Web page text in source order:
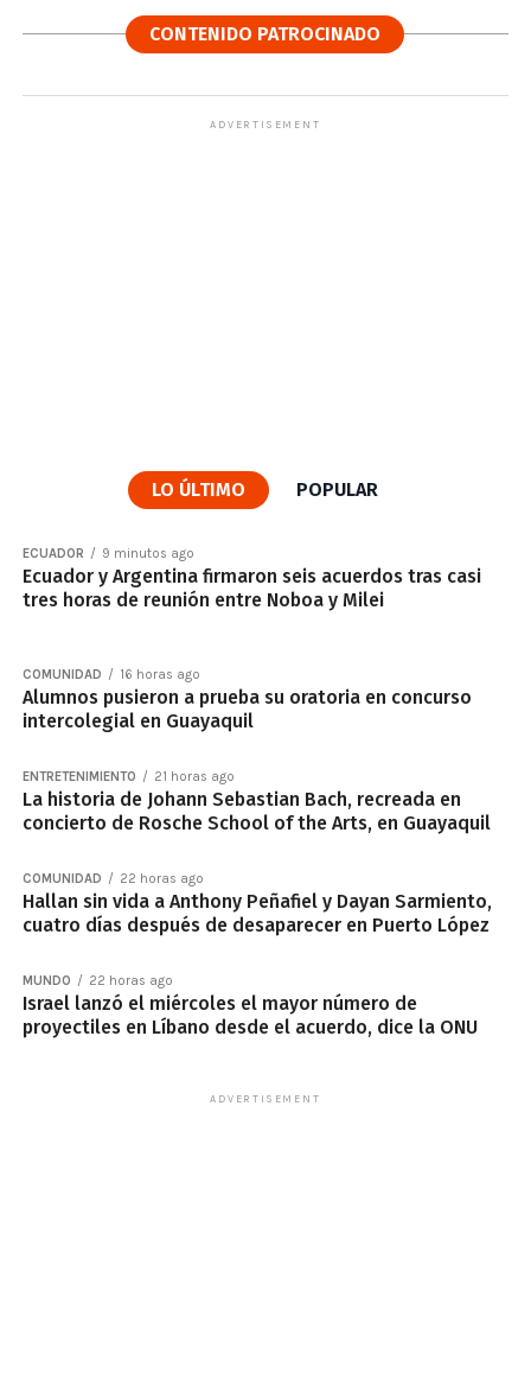
CONTENIDO PATROCINADO
ADVERTISEMENT
LO ÚLTIMO POPULAR
ECUADOR 9 minutos ago
Ecuador y Argentina firmaron seis acuerdos tras casi
tres horas de reunión entre Noboa y Milei
COMUNIDAD 16 horas ago
Alumnos pusieron a prueba su oratoria en concurso
intercolegial en Guayaquil
ENTRETENIMIENTO 21 horas ago
La historia de Johann Sebastian Bach, recreada en
concierto de Rosche School of the Arts, en Guayaquil
COMUNIDAD 22 horas ago
Hallan sin vida a Anthony Peñafiel y Dayan Sarmiento,
cuatro días después de desaparecer en Puerto López
MUNDO 22 horas ago
Israel lanzó el miércoles el mayor número de
proyectiles en Líbano desde el acuerdo, dice la ONU
ADVERTISEMENT